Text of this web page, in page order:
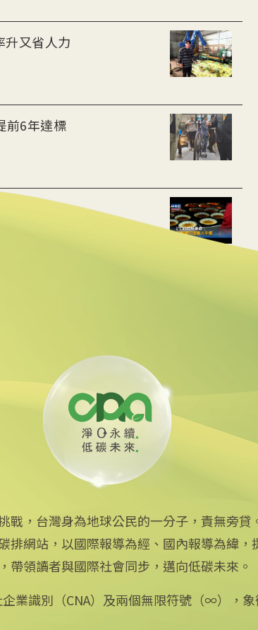
又省人力
前6年達標
人手感
Focus Taiwan
フォーカス台
戰，台灣身為地球公民的一分子，責無旁貸
排網站，以國際報導為經、國內報導為緯，
帶領讀者與國際社會同步，邁向低碳未來。
業識別（CNA）及兩個無限符號（∞），象